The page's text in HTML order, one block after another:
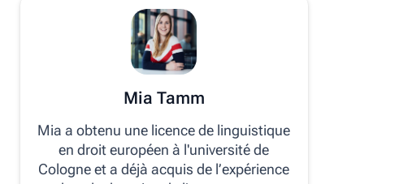
Mia Tamm
Mia a obtenu une licence de linguistique
en droit européen à l'université de
Cologne et a déjà acquis de l’expérience